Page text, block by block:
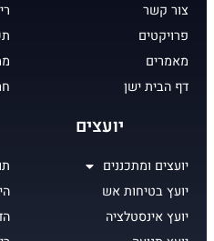
צור קשר
פרויקטים
מאמרים
דף הבית ישן
יועצים
יועצים ומתכננים
יועץ בטיחות אש
יועץ אינסטלציה